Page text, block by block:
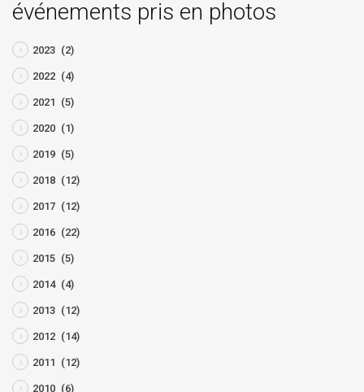
événements pris en photos
2023 (2)
2022 (4)
2021 (5)
2020 (1)
2019 (5)
2018 (12)
2017 (12)
2016 (22)
2015 (5)
2014 (4)
2013 (12)
2012 (14)
2011 (12)
2010 (6)